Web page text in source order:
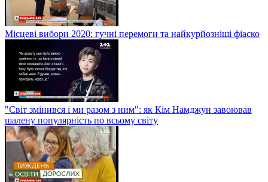
Місцеві вибори 2020: гучні перемоги та найкурйозніші фіаско
"Світ змінився і ми разом з ним": як Кім Намджун завоював
шалену популярність по всьому світу